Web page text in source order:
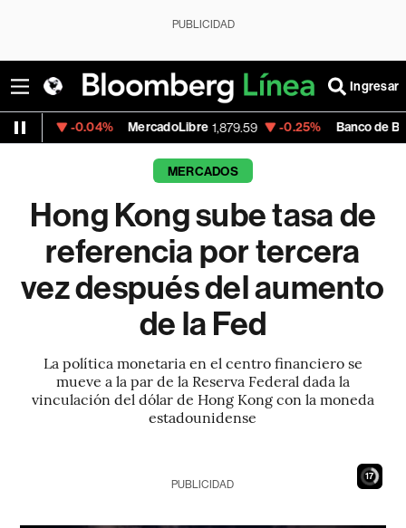
PUBLICIDAD
Ingresar
MercadoLibre 1,879.59 -0.25% Banco de Bogota
MERCADOS
Hong Kong sube tasa de
referencia por tercera
vez después del aumento
de la Fed
La política monetaria en el centro financiero se
mueve a la par de la Reserva Federal dada la
vinculación del dólar de Hong Kong con la moneda
estadounidense
16
PUBLICIDAD